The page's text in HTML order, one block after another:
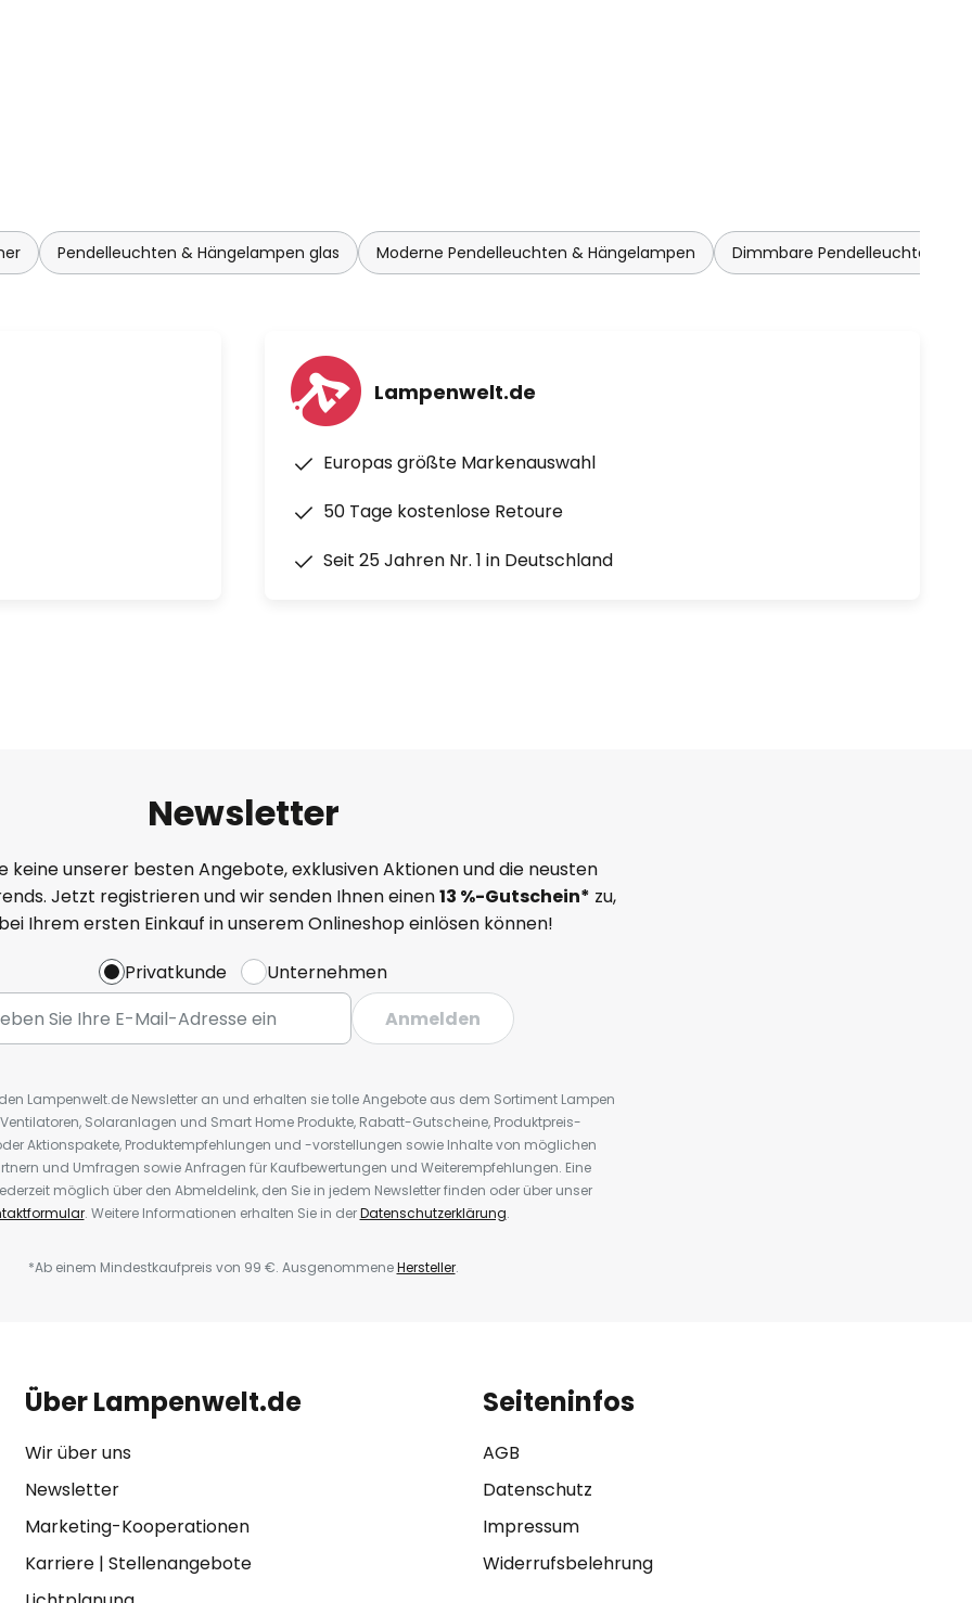
Pendelleuchten & Hängelampen glas Moderne Pendelleuchten & Hängelampen Dimmbare Pendelleuchten &
Lampenwelt.de
Europas größte Markenauswahl
50 Tage kostenlose Retoure
Seit 25 Jahren Nr. 1 in Deutschland
Newsletter
keine unserer besten Angebote, exklusiven Aktionen und die neusten
Jetzt registrieren und wir senden Ihnen einen13 %-Gutschein* zu,
Ihrem ersten Einkauf in unserem Onlineshop einlösen können!
Privatkunde
Unternehmen
Anmelden
Lampenwelt.de Newsletter an und erhalten sie tolle Angebote aus dem Sortiment Lampen
Solaranlagen und Smart Home Produkte, Rabatt-Gutscheine, Produktpreis-
Aktionspakete, Produktempfehlungen und -vorstellungen sowie Inhalte von möglichen
und Umfragen sowie Anfragen für Kaufbewertungen und Weiterempfehlungen. Eine
möglich über den Abmeldelink, den Sie in jedem Newsletter finden oder über unser
. Weitere Informationen erhalten Sie in derDatenschutzerklärung.
*Ab einem Mindestkaufpreis von 99 €. AusgenommeneHersteller.
Über Lampenwelt.de
Wir über uns
Newsletter
Marketing-Kooperationen
Karriere| Stellenangebote
Seiteninfos
AGB
Datenschutz
Impressum
Widerrufsbelehrung